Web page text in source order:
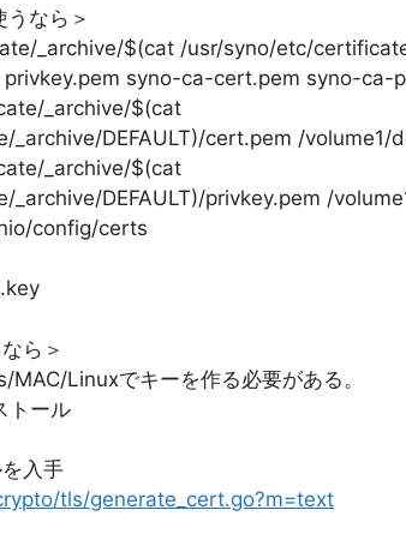
なら＞
_archive/$(cat /usr/syno/etc/
syno-ca-cert.pem syno-ca-
_archive/$(cat
DEFAULT)/cert.pem /volume1/
_archive/$(cat
DEFAULT)/privkey.pem /
config/certs
ら＞
Linuxでキーを作る必要がある。
トール
入手
tls/generate_cert.go?m=text